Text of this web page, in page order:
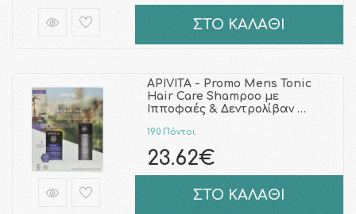
ΣΤΟ ΚΑΛΑΘΙ
APIVITA - Promo Mens Tonic
Hair Care Shampoo με
Ιπποφαές & Δεντρολίβαν …
190 Πόντοι
23.62€
ΣΤΟ ΚΑΛΑΘΙ